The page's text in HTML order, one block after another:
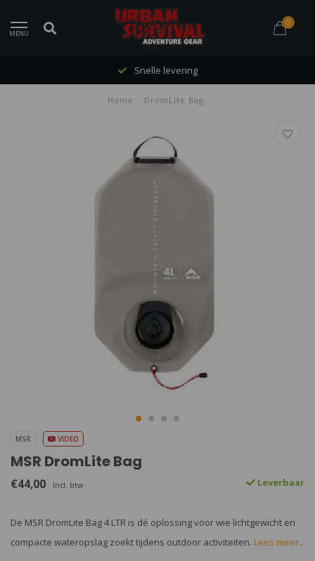
MENU
0
Snelle levering
Home DromLite Bag
MSR VIDEO
MSR DromLite Bag
€44,00 Incl. btw Leverbaar
De MSR DromLite Bag 4 LTR is dé oplossing voor wie lichtgewicht en
compacte wateropslag zoekt tijdens outdoor activiteiten. Lees meer..